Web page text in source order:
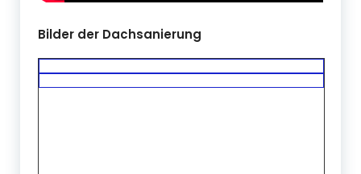
Bilder der Dachsanierung